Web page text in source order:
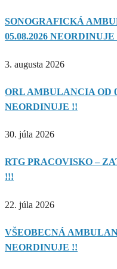
SONOGRAFICKÁ
05.08.2026 NEORDINUJE
3. augusta 2026
ORL AMBULANCIA OD
NEORDINUJE !!
30. júla 2026
RTG PRACOVISKO –
!!!
22. júla 2026
VŠEOBECNÁ
NEORDINUJE !!